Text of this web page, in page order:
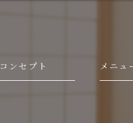
コンセプト メニュ